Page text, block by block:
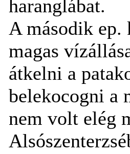
haranglábat.
A második
magas
átkelni a
belekocogni a
nem volt elég